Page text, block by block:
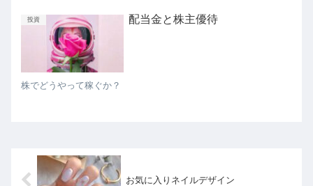
投資 配当金と株主優待
株でどうやって稼ぐか？
お気に入りネイルデザイン